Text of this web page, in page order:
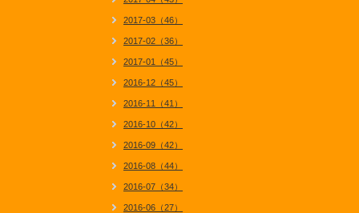
2017-03（46）
2017-02（36）
2017-01（45）
2016-12（45）
2016-11（41）
2016-10（42）
2016-09（42）
2016-08（44）
2016-07（34）
2016-06（27）